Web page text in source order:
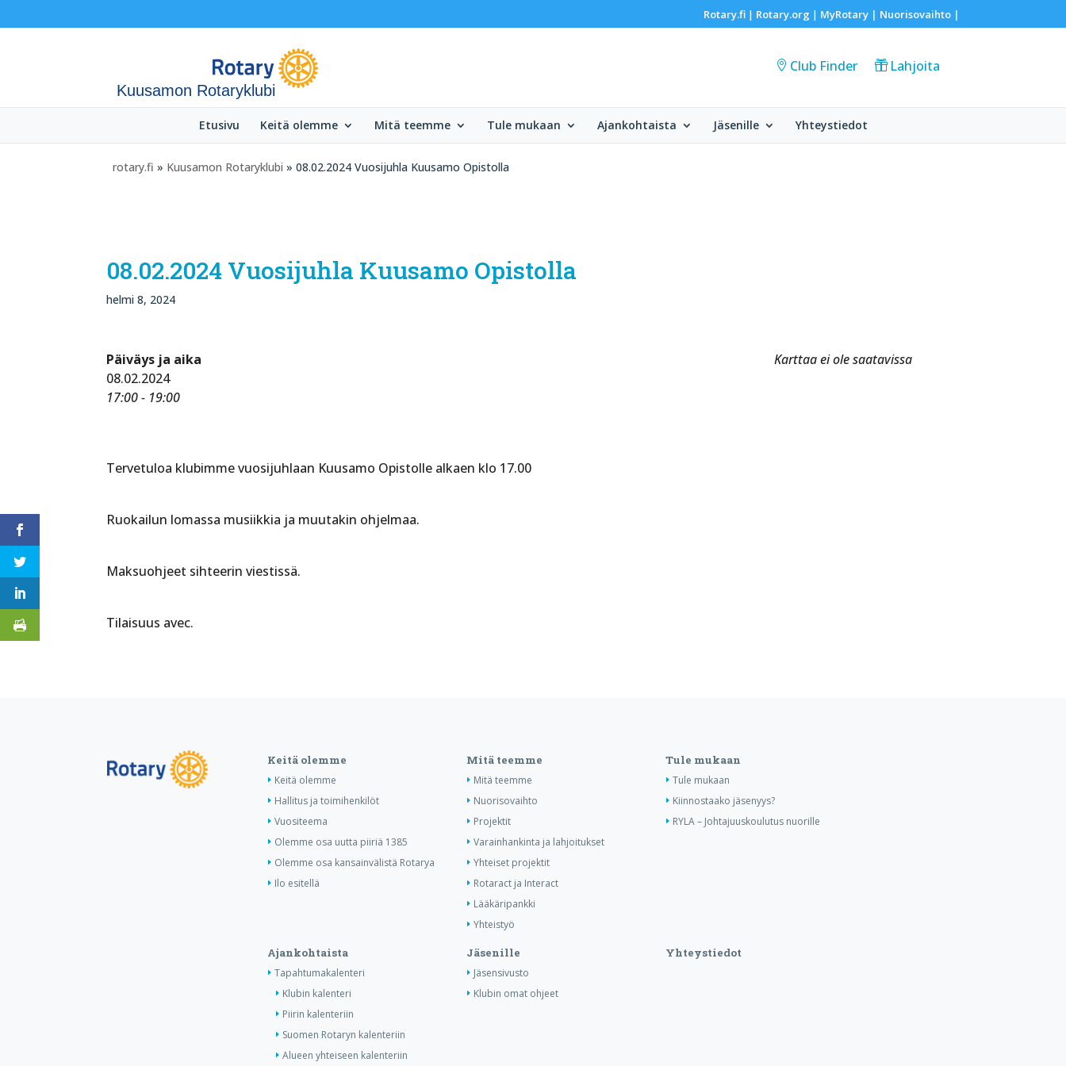
Rotary.fi| Rotary.org | MyRotary | Nuorisovaihto|
Kuusamon Rotaryklubi
Club Finder Lahjoita
Etusivu Keitä olemme Mitä teemme Tule mukaan Ajankohtaista Jäsenille Yhteystiedot
rotary.fi » Kuusamon Rotaryklubi » 08.02.2024 Vuosijuhla Kuusamo Opistolla
08.02.2024 Vuosijuhla Kuusamo Opistolla
helmi 8, 2024
Karttaa ei ole saatavissa
Päiväys ja aika
08.02.2024
17:00 - 19:00
Tervetuloa klubimme vuosijuhlaan Kuusamo Opistolle alkaen klo 17.00
Ruokailun lomassa musiikkia ja muutakin ohjelmaa.
Maksuohjeet sihteerin viestissä.
Tilaisuus avec.
Keitä olemme
Keitä olemme
Hallitus ja toimihenkilöt
Vuositeema
Olemme osa uutta piiriä 1385
Olemme osa kansainvälistä Rotarya
Ilo esitellä
Mitä teemme
Mitä teemme
Nuorisovaihto
Projektit
Varainhankinta ja lahjoitukset
Yhteiset projektit
Rotaract ja Interact
Lääkäripankki
Yhteistyö
Tule mukaan
Tule mukaan
Kiinnostaako jäsenyys?
RYLA – Johtajuuskoulutus nuorille
Ajankohtaista
Tapahtumakalenteri
Klubin kalenteri
Piirin kalenteriin
Suomen Rotaryn kalenteriin
Alueen yhteiseen kalenteriin
Jäsenille
Jäsensivusto
Klubin omat ohjeet
Yhteystiedot